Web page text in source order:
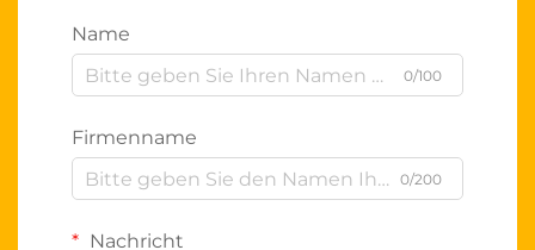
Name
0/100
Firmenname
0/200
Nachricht